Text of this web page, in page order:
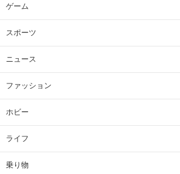
ゲーム
スポーツ
ニュース
ファッション
ホビー
ライフ
乗り物